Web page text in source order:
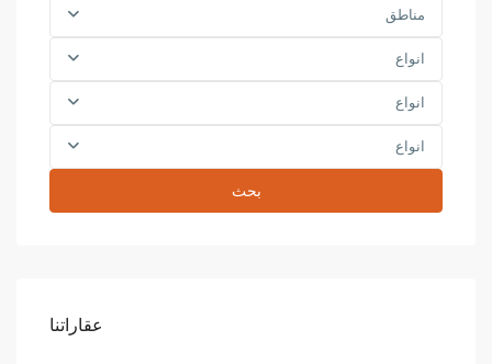
مناطق
انواع
انواع
انواع
بحث
عقاراتنا